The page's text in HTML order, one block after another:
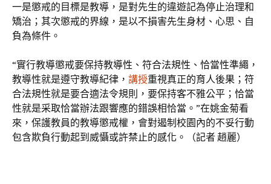
一是懲戒的目標是教導，是對先生的違遊記為停止治理和
矯治；其次懲戒的界線，是以不損害先生身材、心思、自
負為條件。
“實行教導懲戒要保持教導性、符合法規性、恰當性準繩，
教導性就是遵守教導紀律， 講授重視真正的育人後果；符
合法規性就是要合適法令規則，要保持客不雅公平；恰當
性就是采取恰當辦法跟響應的錯誤相恰當。”在姚金菊看
來，保護教員的教導懲戒權，會對遏制校園內的不妥行動
包含欺負行動起到威懾或許禁止的感化。（記者 趙麗）